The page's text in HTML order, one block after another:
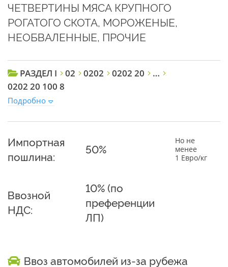
ЧЕТВЕРТИНЫ МЯСА КРУПНОГО
РОГАТОГО СКОТА, МОРОЖЕНЫЕ,
НЕОБВАЛЕННЫЕ, ПРОЧИЕ
РАЗДЕЛ I 02 0202 0202 20
…
0202 20 100 8
Подробно
Импортная
пошлина:
50%
Но не
менее
1 Евро/кг
Ввозной
НДС:
10% (по
преференции
ЛП)
Ввоз автомобилей из-за рубежа